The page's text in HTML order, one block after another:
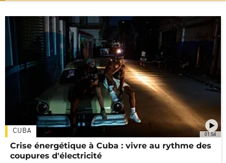
01:54
CUBA
Crise énergétique à Cuba : vivre au rythme des
coupures d'électricité